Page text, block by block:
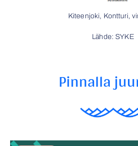
Kiteenjoki, Kontturi,
Lähde: SYKE
Pinnalla